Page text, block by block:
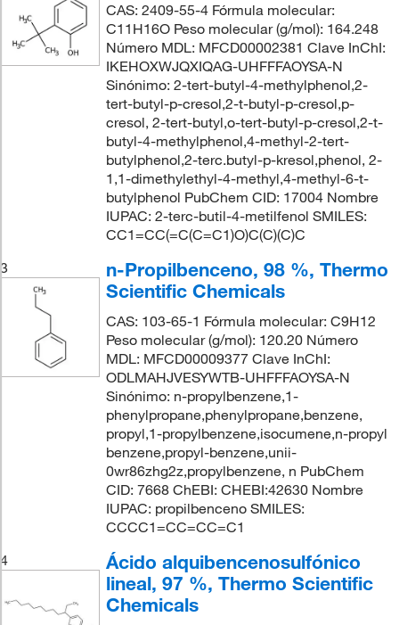
CAS: 2409-55-4 Fórmula molecular:
C11H16O Peso molecular (g/mol): 164.248
Número MDL: MFCD00002381 Clave InChI:
IKEHOXWJQXIQAG-UHFFFAOYSA-N
Sinónimo: 2-tert-butyl-4-methylphenol,2-
tert-butyl-p-cresol,2-t-butyl-p-cresol,p-
cresol, 2-tert-butyl,o-tert-butyl-p-cresol,2-t-
butyl-4-methylphenol,4-methyl-2-tert-
butylphenol,2-terc.butyl-p-kresol,phenol, 2-
1,1-dimethylethyl-4-methyl,4-methyl-6-t-
butylphenol PubChem CID: 17004 Nombre
IUPAC: 2-terc-butil-4-metilfenol SMILES:
CC1=CC(=C(C=C1)O)C(C)(C)C
3
n-Propilbenceno, 98 %, Thermo
Scientific Chemicals
CAS: 103-65-1 Fórmula molecular: C9H12
Peso molecular (g/mol): 120.20 Número
MDL: MFCD00009377 Clave InChI:
ODLMAHJVESYWTB-UHFFFAOYSA-N
Sinónimo: n-propylbenzene,1-
phenylpropane,phenylpropane,benzene,
propyl,1-propylbenzene,isocumene,n-propyl
benzene,propyl-benzene,unii-
0wr86zhg2z,propylbenzene, n PubChem
CID: 7668 ChEBI: CHEBI:42630 Nombre
IUPAC: propilbenceno SMILES:
CCCC1=CC=CC=C1
4
Ácido alquibencenosulfónico
lineal, 97 %, Thermo Scientific
Chemicals